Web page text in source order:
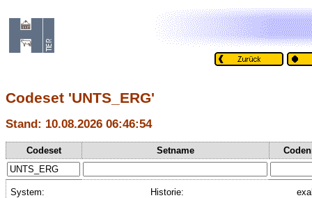
Codeset 'UNTS_ERG'
Stand: 10.08.2026 06:46:54
Codeset Setname
System:
Historie: